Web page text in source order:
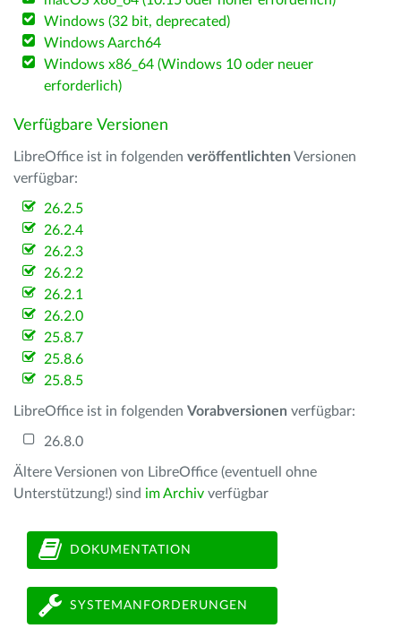
Windows (32 bit, deprecated)
Windows Aarch64
Windows x86_64 (Windows 10 oder neuer
erforderlich)
Verfügbare Versionen
LibreOffice ist in folgenden veröffentlichten Versionen
verfügbar:
26.2.5
26.2.4
26.2.3
26.2.2
26.2.1
26.2.0
25.8.7
25.8.6
25.8.5
LibreOffice ist in folgenden Vorabversionen verfügbar:
26.8.0
Ältere Versionen von LibreOffice (eventuell ohne
Unterstützung!) sind im Archiv verfügbar
DOKUMENTATION
SYSTEMANFORDERUNGEN